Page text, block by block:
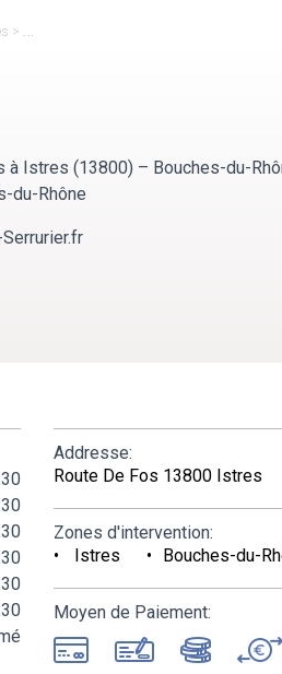
>
à Istres (13800) – Bouches-du-
du-Rhône
Addresse:
Route De Fos 13800 Istres
Zones d'intervention:
Istres
Bouches-du-
Moyen de Paiement: